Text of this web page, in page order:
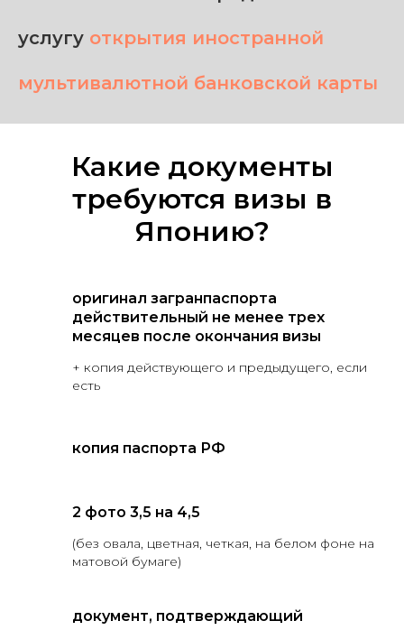
услугу открытия иностранной
мультивалютной банковской карты
Какие документы
требуются визы в
Японию?
оригинал загранпаспорта
действительный не менее трех
месяцев после окончания визы
+ копия действующего и предыдущего, если
есть
копия паспорта РФ
2 фото 3,5 на 4,5
(без овала, цветная, четкая, на белом фоне на
матовой бумаге)
документ, подтверждающий